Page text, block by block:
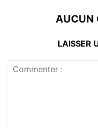
AUCUN
LAISSER